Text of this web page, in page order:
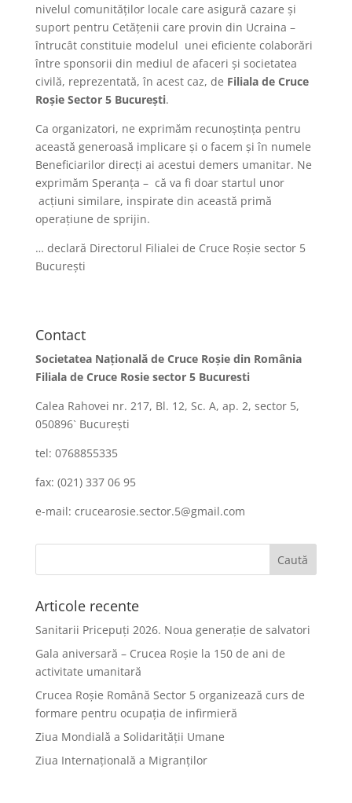
nivelul comunităților locale care asigură cazare și
suport pentru Cetățenii care provin din Ucraina –
întrucât constituie modelul unei eficiente colaborări
între sponsorii din mediul de afaceri și societatea
civilă, reprezentată, în acest caz, de Filiala de Cruce
Roşie Sector 5 Bucureşti.
Ca organizatori, ne exprimăm recunoștința pentru
această generoasă implicare și o facem și în numele
Beneficiarilor direcți ai acestui demers umanitar. Ne
exprimăm Speranța – că va fi doar startul unor
acțiuni similare, inspirate din această primă
operațiune de sprijin.
… declară Directorul Filialei de Cruce Roșie sector 5
București
Contact
Societatea Naţională de Cruce Roşie din România
Filiala de Cruce Rosie sector 5 Bucuresti
Calea Rahovei nr. 217, Bl. 12, Sc. A, ap. 2, sector 5,
050896` Bucureşti
tel: 0768855335
fax: (021) 337 06 95
e-mail: crucearosie.sector.5@gmail.com
Articole recente
Sanitarii Pricepuți 2026. Noua generație de salvatori
Gala aniversară – Crucea Roșie la 150 de ani de
activitate umanitară
Crucea Roșie Română Sector 5 organizează curs de
formare pentru ocupația de infirmieră
Ziua Mondială a Solidarității Umane
Ziua Internațională a Migranților